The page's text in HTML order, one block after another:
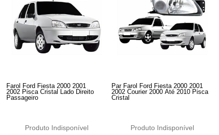
Farol Ford Fiesta 2000 2001
2002 Pisca Cristal Lado Direito
Passageiro
Produto Indisponível
Par Farol Ford Fiesta 2000 2001
2002 Courier 2000 Até 2010 Pisca
Cristal
Produto Indisponível